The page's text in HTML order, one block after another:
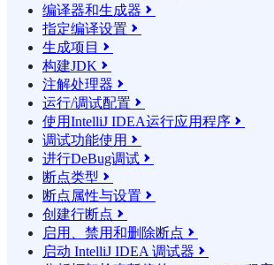
编译器和生成器 
指定编译设置 
生成项目 
构建JDK 
注解处理器 
运行/调试配置 
使用IntelliJ IDEA运行应用程序 
调试功能使用 
进行DeBug调试 
断点类型 
断点属性与设置 
创建行断点 
启用、禁用和删除断点 
启动 IntelliJ IDEA 调试器 